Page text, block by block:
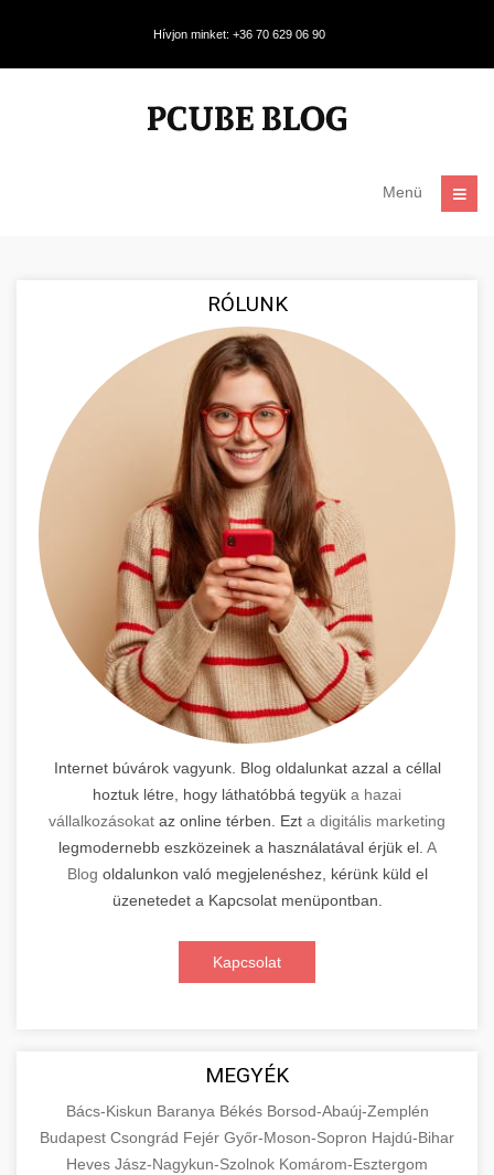
Hívjon minket: +36 70 629 06 90
Menü
RÓLUNK
Internet búvárok vagyunk. Blog oldalunkat azzal a céllal
hoztuk létre, hogy láthatóbbá tegyük a hazai
vállalkozásokat az online térben. Ezt a digitális marketing
legmodernebb eszközeinek a használatával érjük el. A
Blog oldalunkon való megjelenéshez, kérünk küld el
üzenetedet a Kapcsolat menüpontban.
Kapcsolat
MEGYÉK
Bács-Kiskun Baranya Békés Borsod-Abaúj-Zemplén
Budapest Csongrád Fejér Győr-Moson-Sopron Hajdú-Bihar
Heves Jász-Nagykun-Szolnok Komárom-Esztergom